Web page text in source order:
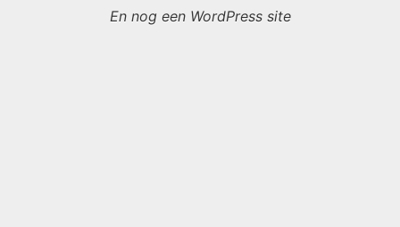
En nog een WordPress site